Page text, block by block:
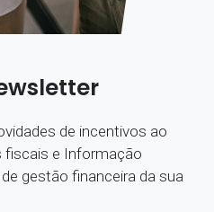
de incentivos ao
fiscais e Informação
gestão financeira da sua